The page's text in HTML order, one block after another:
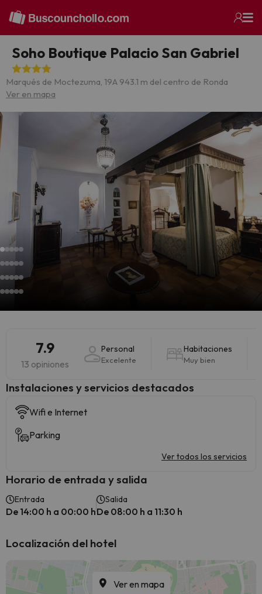
Soho Boutique Palacio San Gabriel
Marqués de Moctezuma, 19A 943.1 m del centro de Ronda
Ver en mapa
7.9
13 opiniones
Personal
Excelente
Habitaciones
Muy bien
Instalaciones y servicios destacados
Wifi e Internet
Parking
Ver todos los servicios
Horario de entrada y salida
Entrada
De 14:00 h a 00:00 h
Salida
De 08:00 h a 11:30 h
Localización del hotel
Ver en mapa